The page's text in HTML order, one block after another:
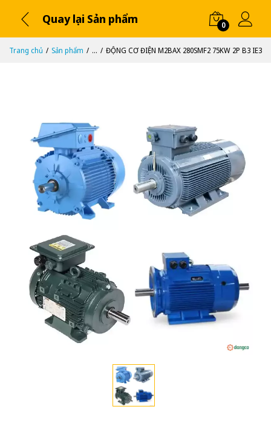
Quay lại Sản phẩm 0
Trang chủ Sản phẩm ... ĐỘNG CƠ ĐIỆN M2BAX 280SMF2 75KW 2P B3 IE3